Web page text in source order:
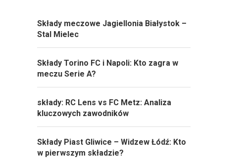
Składy meczowe Jagiellonia Białystok –
Stal Mielec
Składy Torino FC i Napoli: Kto zagra w
meczu Serie A?
składy: RC Lens vs FC Metz: Analiza
kluczowych zawodników
Składy Piast Gliwice – Widzew Łódź: Kto
w pierwszym składzie?